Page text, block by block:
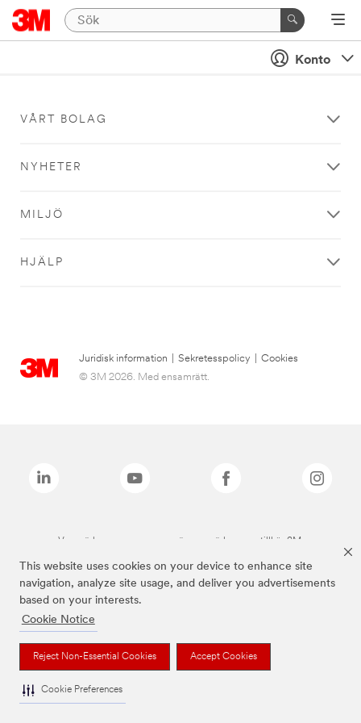
This website uses cookies on your device to enhance site
navigation, analyze site usage, and deliver you advertisements
based on your interests.
Cookie Notice
Reject Non-Essential Cookies Accept Cookies
Cookie Preferences
Konto
VÅRT BOLAG
NYHETER
MILJÖ
HJÄLP
Juridisk information Sekretesspolicy
Cookies
© 3M 2026. Med ensamrätt.
Varumärken som anges ovan är varumärken som tillhör 3M.